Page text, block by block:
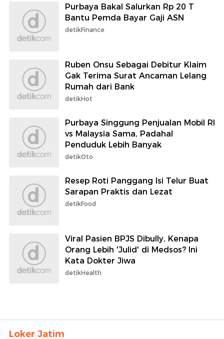
Purbaya Bakal Salurkan Rp 20 T
Bantu Pemda Bayar Gaji ASN
detikFinance
Ruben Onsu Sebagai Debitur Klaim
Gak Terima Surat Ancaman Lelang
Rumah dari Bank
detikHot
Purbaya Singgung Penjualan Mobil RI
vs Malaysia Sama, Padahal
Penduduk Lebih Banyak
detikOto
Resep Roti Panggang Isi Telur Buat
Sarapan Praktis dan Lezat
detikFood
Viral Pasien BPJS Dibully, Kenapa
Orang Lebih 'Julid' di Medsos? Ini
Kata Dokter Jiwa
detikHealth
Loker Jatim